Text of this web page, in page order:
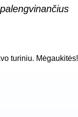
turiniu. Mėgaukitės!